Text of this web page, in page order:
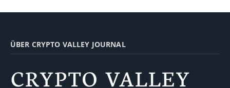
ÜBER CRYPTO VALLEY JOURNAL